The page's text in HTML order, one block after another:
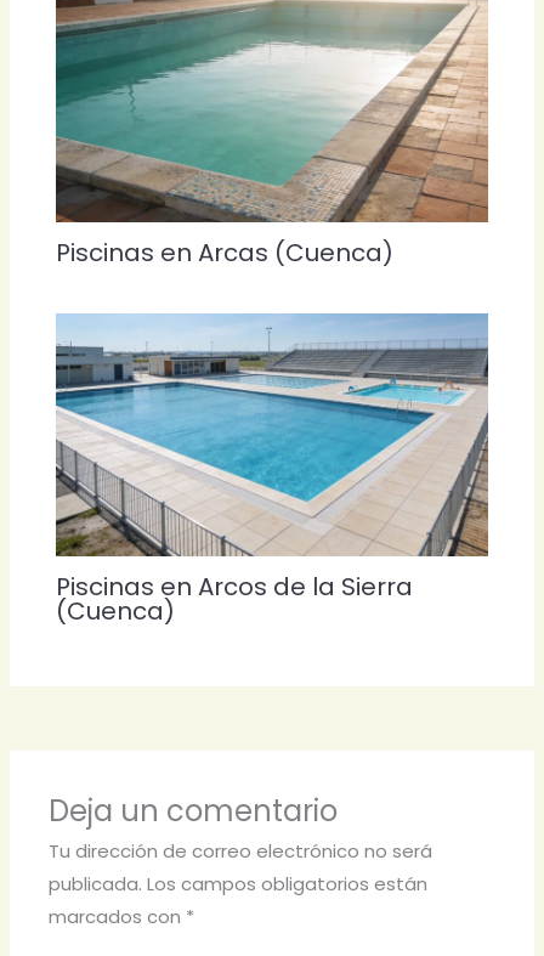
Piscinas en Arcas (Cuenca)
Piscinas en Arcos de la Sierra
(Cuenca)
Deja un comentario
Tu dirección de correo electrónico no será
publicada. Los campos obligatorios están
marcados con *